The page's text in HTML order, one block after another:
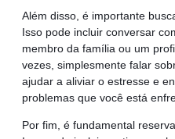
Além disso, é importante
Isso pode incluir conversar
membro da família ou um
vezes, simplesmente falar
ajudar a aliviar o estresse e
problemas que você está
Por fim, é fundamental